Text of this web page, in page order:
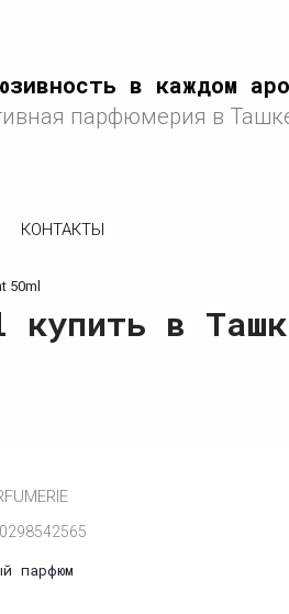
в каждом
парфюмерия в
КОНТАКТЫ
50ml
в
парфюм